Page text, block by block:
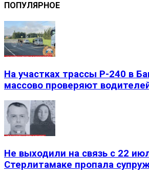
ПОПУЛЯРНОЕ
На участках трассы Р-240 в
массово проверяют
Не выходили на связь с 22
Стерлитамаке пропала